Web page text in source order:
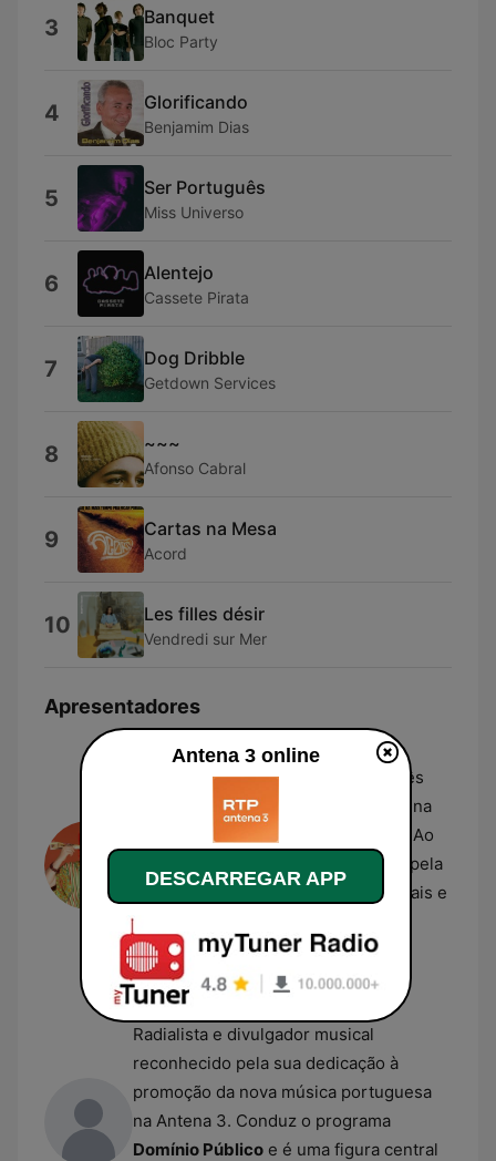
3 Banquet
Bloc Party
4 Glorificando
Benjamim Dias
5 Ser Português
Miss Universo
6 Alentejo
Cassete Pirata
7 Dog Dribble
Getdown Services
8 ~~~
Afonso Cabral
9 Cartas na Mesa
Acord
10 Les filles désir
Vendredi sur Mer
Apresentadores
Fernando Alvim
Apresentador e humorista português
que conduz o programa
na
Antena 3 há mais de duas décadas. Ao
longo da sua carreira, destacou-se pela
criação de diversos projetos editoriais e
eventos culturais, mantendo uma
presença constante nos meios de
comunicação nacionais.
Henrique Amaro
Radialista e divulgador musical
reconhecido pela sua dedicação à
promoção da nova música portuguesa
na Antena 3. Conduz o programa
Domínio Público e é uma figura central
Antena 3 online
DESCARREGAR APP